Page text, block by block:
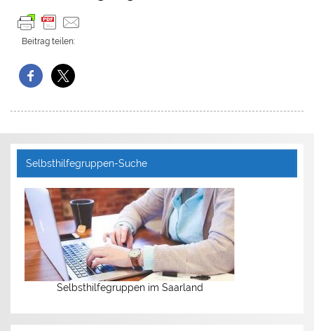
Beitrag teilen:
Selbsthilfegruppen-Suche
Selbsthilfegruppen im Saarland